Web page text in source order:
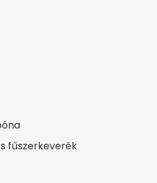
fűszerkeverék